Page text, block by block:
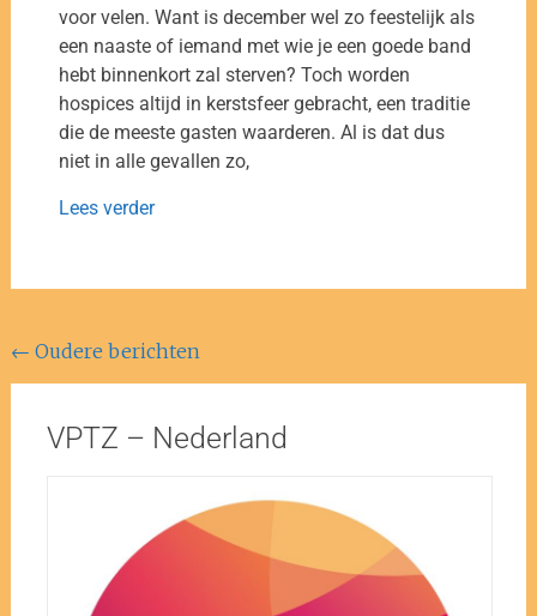
voor velen. Want is december wel zo feestelijk als
een naaste of iemand met wie je een goede band
hebt binnenkort zal sterven? Toch worden
hospices altijd in kerstsfeer gebracht, een traditie
die de meeste gasten waarderen. Al is dat dus
niet in alle gevallen zo,
Lees verder
← Oudere berichten
VPTZ – Nederland